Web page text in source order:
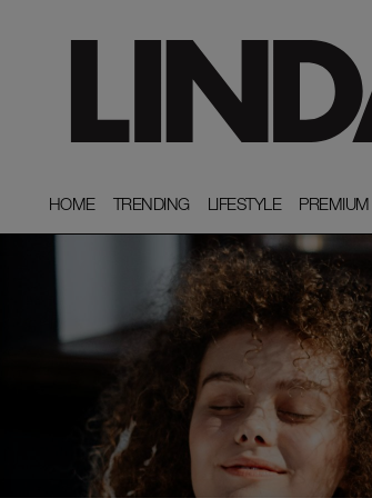
HOME
HOME TRENDING
TRENDING LIFESTYLE
LIFESTYLE PREMIUM
PREMIUM